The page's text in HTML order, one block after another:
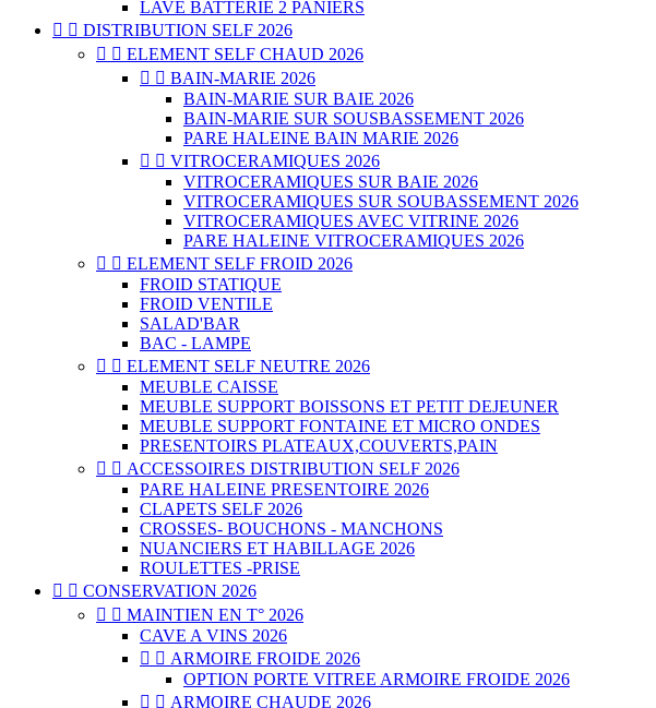
LAVE BATTERIE 2 PANIERS
  DISTRIBUTION SELF 2026
  ELEMENT SELF CHAUD 2026
  BAIN-MARIE 2026
BAIN-MARIE SUR BAIE 2026
BAIN-MARIE SUR SOUSBASSEMENT 2026
PARE HALEINE BAIN MARIE 2026
  VITROCERAMIQUES 2026
VITROCERAMIQUES SUR BAIE 2026
VITROCERAMIQUES SUR SOUBASSEMENT 2026
VITROCERAMIQUES AVEC VITRINE 2026
PARE HALEINE VITROCERAMIQUES 2026
  ELEMENT SELF FROID 2026
FROID STATIQUE
FROID VENTILE
SALAD'BAR
BAC - LAMPE
  ELEMENT SELF NEUTRE 2026
MEUBLE CAISSE
MEUBLE SUPPORT BOISSONS ET PETIT DEJEUNER
MEUBLE SUPPORT FONTAINE ET MICRO ONDES
PRESENTOIRS PLATEAUX,COUVERTS,PAIN
  ACCESSOIRES DISTRIBUTION SELF 2026
PARE HALEINE PRESENTOIRE 2026
CLAPETS SELF 2026
CROSSES- BOUCHONS - MANCHONS
NUANCIERS ET HABILLAGE 2026
ROULETTES -PRISE
  CONSERVATION 2026
  MAINTIEN EN T° 2026
CAVE A VINS 2026
  ARMOIRE FROIDE 2026
OPTION PORTE VITREE ARMOIRE FROIDE 2026
  ARMOIRE CHAUDE 2026